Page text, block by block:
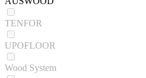
TENFOR
UPOFLOOR
Wood System